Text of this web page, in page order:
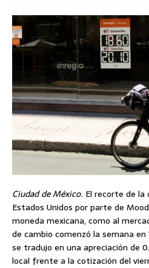
Ciudad de México. El recorte de la
Estados Unidos por parte de
moneda mexicana, como al
de cambio comenzó la semana en
se tradujo en una apreciación de
local frente a la cotización del